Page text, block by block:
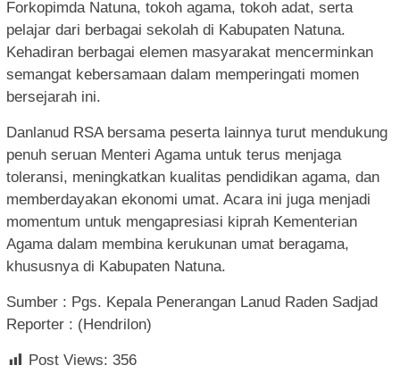
Forkopimda Natuna, tokoh agama, tokoh adat, serta
pelajar dari berbagai sekolah di Kabupaten Natuna.
Kehadiran berbagai elemen masyarakat mencerminkan
semangat kebersamaan dalam memperingati momen
bersejarah ini.
Danlanud RSA bersama peserta lainnya turut mendukung
penuh seruan Menteri Agama untuk terus menjaga
toleransi, meningkatkan kualitas pendidikan agama, dan
memberdayakan ekonomi umat. Acara ini juga menjadi
momentum untuk mengapresiasi kiprah Kementerian
Agama dalam membina kerukunan umat beragama,
khususnya di Kabupaten Natuna.
Sumber : Pgs. Kepala Penerangan Lanud Raden Sadjad
Reporter : (Hendrilon)
Post Views: 356